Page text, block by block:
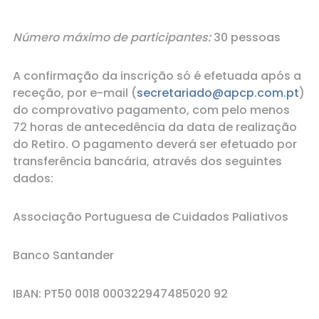
Número máximo de participantes:30 pessoas
A confirmação da inscrição só é efetuada após a
receção, por e-mail (secretariado@apcp.com.pt)
do comprovativo pagamento, com pelo menos
72 horas de antecedência da data de realização
do Retiro. O pagamento deverá ser efetuado por
transferência bancária, através dos seguintes
dados:
Associação Portuguesa de Cuidados Paliativos
Banco Santander
IBAN: PT50 0018 000322947485020 92